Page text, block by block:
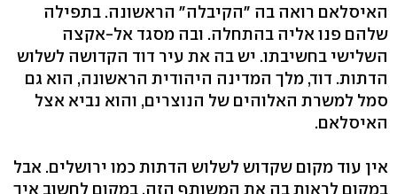
האיסלאם רואה בה "הקיבלה" הראשונה. בתפילה
שלהם פנו אליה בהתחלה. ובה מסגד אל-אקצה
השלישי בחשיבתו. יש בה את עיר דוד הקדושה לשלוש
הדתות. דוד, מלך המדינה היהודית הראשונה, הוא גם
סמל למשרת האלוהים של הנוצרים, והוא נביא אצל
האיסלאם.
אין עוד מקום שקדוש לשלוש הדתות כמו ירושלים. אבל
במקום לראות בה את המשותף הזה, במקום לחשוב איך